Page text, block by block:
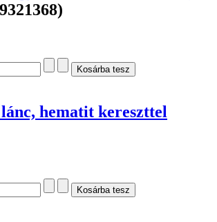
hematit kereszttel